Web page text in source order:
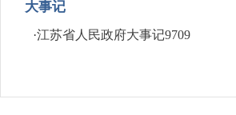
大事记
·江苏省人民政府大事记9709